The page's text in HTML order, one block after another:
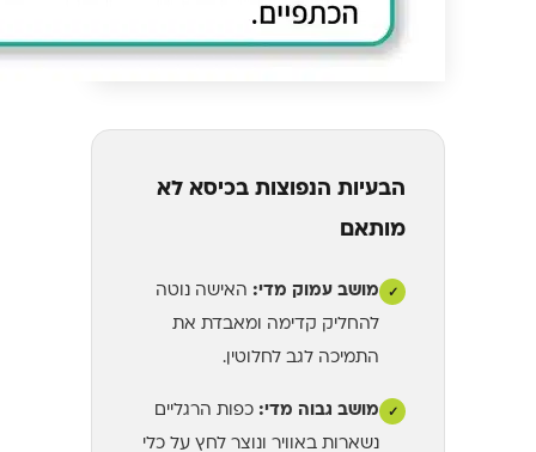
הבעיות הנפוצות בכיסא לא
מותאם
✓ מושב עמוק מדי: האישה נוטה
להחליק קדימה ומאבדת את
התמיכה לגב לחלוטין.
✓ מושב גבוה מדי: כפות הרגליים
נשארות באוויר ונוצר לחץ על כלי